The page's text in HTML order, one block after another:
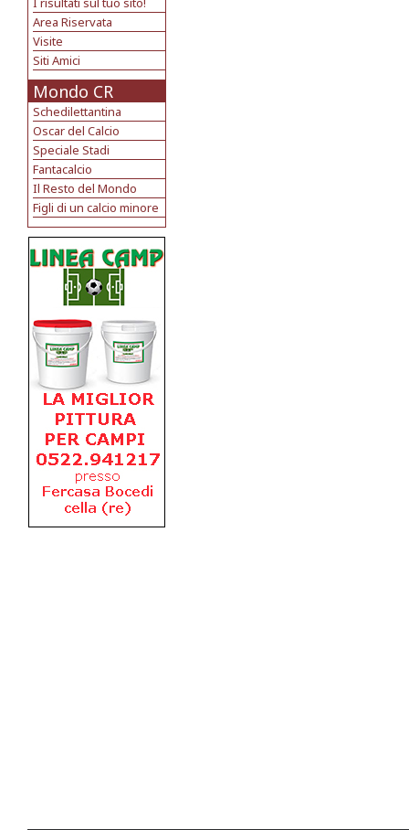
Area Riservata
Visite
Siti Amici
Mondo CR
Schedilettantina
Oscar del Calcio
Speciale Stadi
Fantacalcio
Il Resto del Mondo
Figli di un calcio minore